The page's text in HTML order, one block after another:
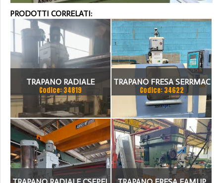
PRODOTTI CORRELATI:
TRAPANO RADIALE
SBRACCIO 3000 MM. FORO
100 MM
Codice: 34819
TRAPANO FRESA SERRMAC
Codice: 34622